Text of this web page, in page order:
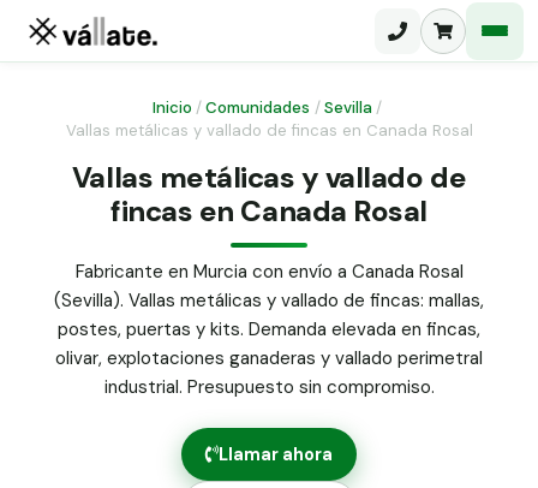
Malla ganadera
Malla simple torsión
Malla triple torsión
Panel malla H.
Puerta abatible dos hojas
Puerta acceso peatonal
Poste malla Hércules
Poste malla simple torsión
Alambre de espino galvanizado
Alambre liso galvanizado
Malla ocultación 70 g/m² verde
Inicio /Comunidades / Sevilla /
Vallas metálicas y vallado de fincas en Canada Rosal
Vallas metálicas y vallado de
fincas en Canada Rosal
Fabricante en Murcia con envío a Canada Rosal
(Sevilla). Vallas metálicas y vallado de fincas: mallas,
postes, puertas y kits. Demanda elevada en fincas,
olivar, explotaciones ganaderas y vallado perimetral
industrial. Presupuesto sin compromiso.
Llamar ahora